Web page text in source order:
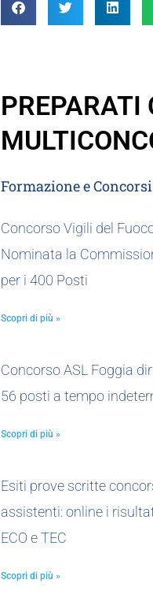
PREPARATI
Formazione e Concorsi
Concorso Vigili del
Nominata la
per i 400 Posti
Scopri di più »
Concorso ASL Foggia
56 posti a tempo
Scopri di più »
Esiti prove scritte
assistenti: online i
ECO e TEC
Scopri di più »